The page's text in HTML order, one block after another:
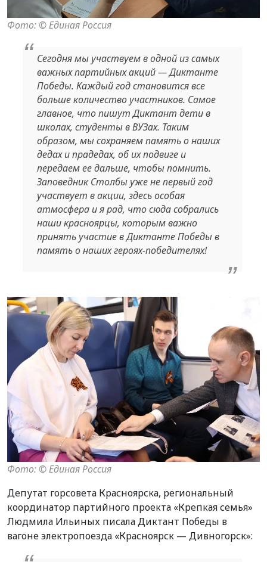
Фото: ©️ Единая Россия
Сегодня мы участвуем в одной из самых
важных партийных акций — Диктанте
Победы. Каждый год становится все
больше количество участников. Самое
главное, что пишут Диктант дети в
школах, студенты в ВУЗах. Таким
образом, мы сохраняем память о наших
дедах и прадедах, об их подвиге и
передаем ее дальше, чтобы помнить.
Заповедник Столбы уже не первый год
участвует в акции, здесь особая
атмосфера и я рад, что сюда собрались
наши красноярцы, которым важно
принять участие в Диктанте Победы в
память о наших героях-победителях!
Фото: ©️ Единая Россия
Депутат горсовета Красноярска, региональный
координатор партийного проекта «Крепкая семья»
Людмила Ильиных писала Диктант Победы в
вагоне электропоезда «Красноярск — Дивногорск»: